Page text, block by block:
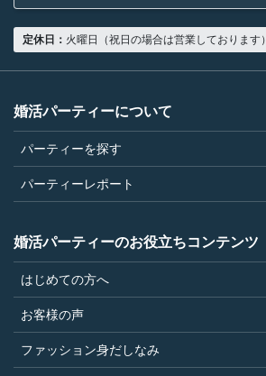
定休日： 火曜日（祝日の場合は営業しております）
婚活パーティーについて
パーティーを探す
パーティーレポート
婚活パーティーのお役立ちコンテンツ
はじめての方へ
お客様の声
ファッション身だしなみ